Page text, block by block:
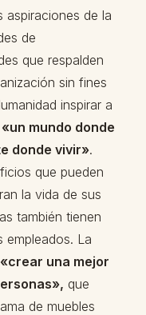
aspiraciones de la
de
que respalden
sin fines
inspirar a
«un mundo donde
donde vivir».
que pueden
la vida de sus
también tienen
empleados. La
«crear una mejor
que
de muebles